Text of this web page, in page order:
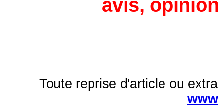
avis,
Toute reprise d'article ou